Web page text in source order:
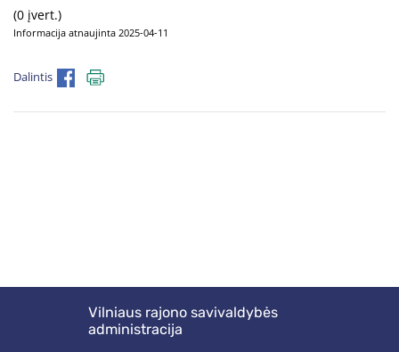
(0 įvert.)
Informacija atnaujinta 2025-04-11
Dalintis
Vilniaus rajono savivaldybės
administracija